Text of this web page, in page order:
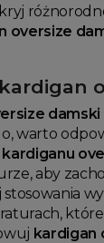
oversize
kardigan
damski
warto
kardiganu
aby
stosowania
kardigan